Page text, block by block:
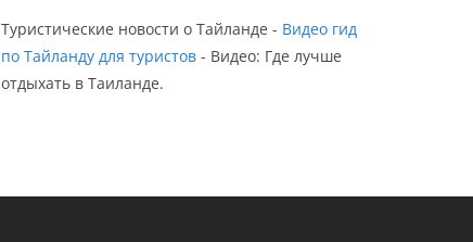
Туристические новости о Тайланде - Видео гид
по Тайланду для туристов - Видео: Где лучше
отдыхать в Таиланде.